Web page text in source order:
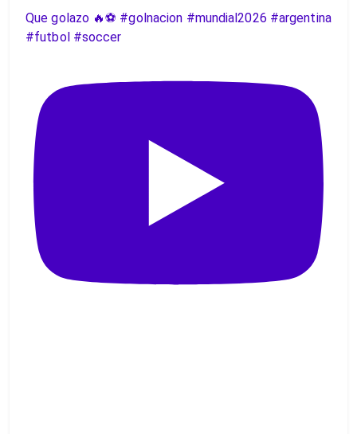
Que golazo 🔥⚽️ #golnacion #mundial2026 #argentina
#futbol #soccer